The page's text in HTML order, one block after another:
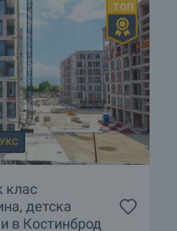
клас
детска
в Костинброд